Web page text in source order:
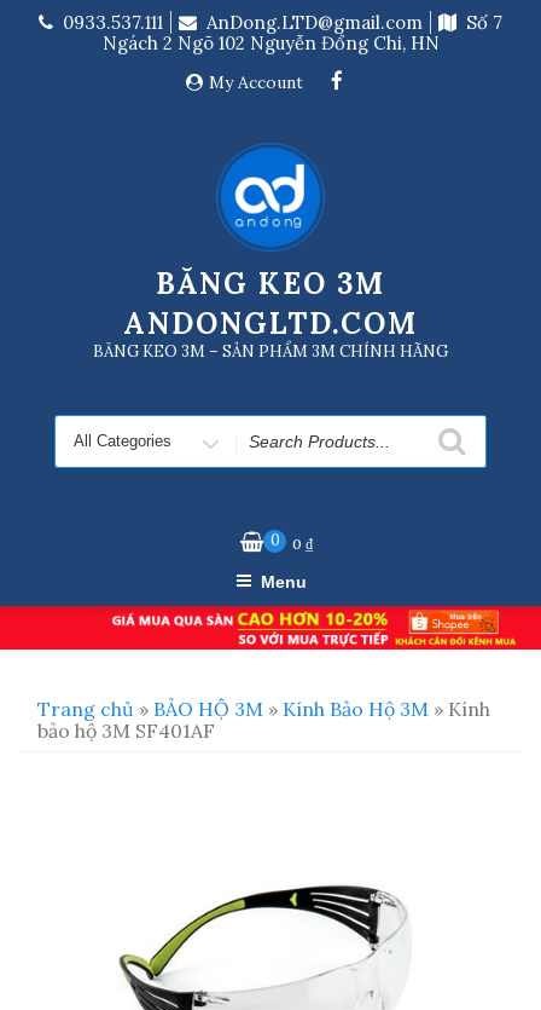
0933.537.111 AnDong.LTD@gmail.com
Số 7
Ngách 2 Ngõ 102 Nguyễn Đổng Chi, HN
My Account
BĂNG KEO 3M
ANDONGLTD.COM
BĂNG KEO 3M – SẢN PHẨM 3M CHÍNH HÃNG
Search
for
0 0₫
Menu
Trang chủ » BẢO HỘ 3M » Kính Bảo Hộ 3M » Kính
bảo hộ 3M SF401AF